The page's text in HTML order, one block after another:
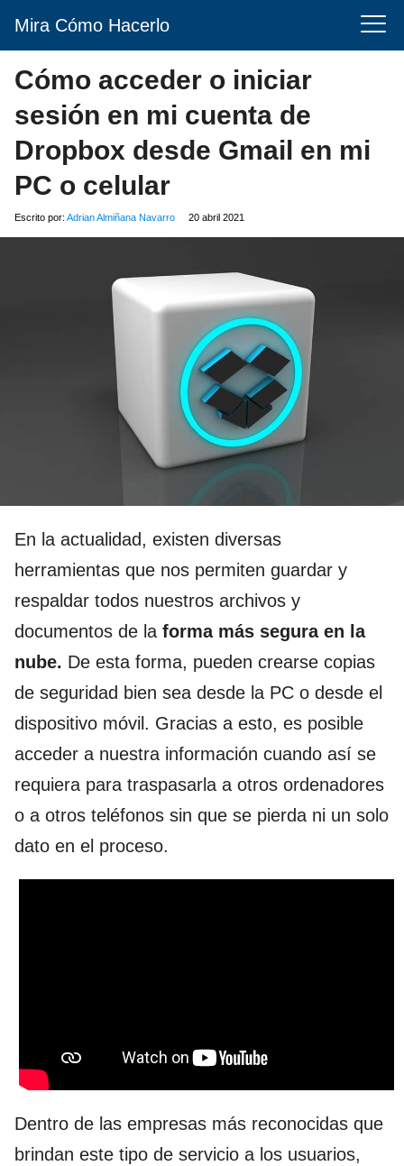
Mira Cómo Hacerlo
Cómo acceder o iniciar
sesión en mi cuenta de
Dropbox desde Gmail en mi
PC o celular
Escrito por: Adrian Almiñana Navarro 20 abril 2021
En la actualidad, existen diversas
herramientas que nos permiten guardar y
respaldar todos nuestros archivos y
documentos de la forma más segura en la
nube. De esta forma, pueden crearse copias
de seguridad bien sea desde la PC o desde el
dispositivo móvil. Gracias a esto, es posible
acceder a nuestra información cuando así se
requiera para traspasarla a otros ordenadores
o a otros teléfonos sin que se pierda ni un solo
dato en el proceso.
Dentro de las empresas más reconocidas que
brindan este tipo de servicio a los usuarios,